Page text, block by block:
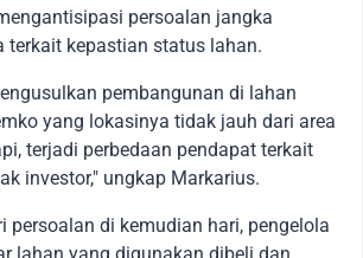
persoalan jangka
terkait kepastian status lahan.
pembangunan di lahan
yang lokasinya tidak jauh dari area
terjadi perbedaan pendapat terkait
investor," ungkap Markarius.
persoalan di kemudian hari, pengelola
lahan yang digunakan dibeli dan